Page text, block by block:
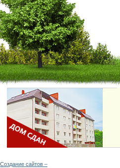
Создание сайтов –